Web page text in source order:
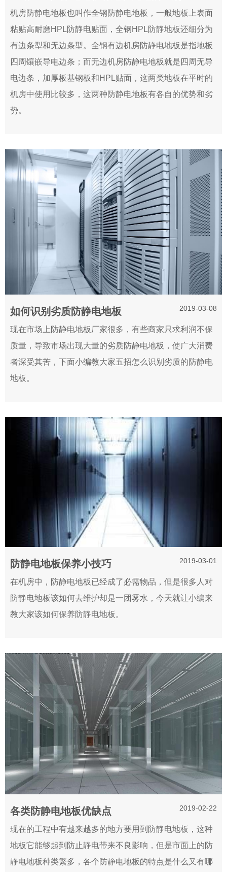
2019-03-14
机房防静电地板也叫作全钢防静电地板，一般地板上表面
粘贴高耐磨HPL防静电贴面，全钢HPL防静地板还细分为
有边条型和无边条型。全钢有边机房防静电地板是指地板
四周镶嵌导电边条；而无边机房防静电地板就是四周无导
电边条，加厚板基钢板和HPL贴面，这两类地板在平时的
机房中使用比较多，这两种防静电地板有各自的优势和劣
势。
如何识别劣质防静电地板 2019-03-08
现在市场上防静电地板厂家很多，有些商家只求利润不保
质量，导致市场出现大量的劣质防静电地板，使广大消费
者深受其苦，下面小编教大家五招怎么识别劣质的防静电
地板。
防静电地板保养小技巧 2019-03-01
在机房中，防静电地板已经成了必需物品，但是很多人对
防静电地板该如何去维护却是一团雾水，今天就让小编来
教大家该如何保养防静电地板。
各类防静电地板优缺点 2019-02-22
现在的工程中有越来越多的地方要用到防静电地板，这种
地板它能够起到防止静电带来不良影响，但是市面上的防
静电地板种类繁多，各个防静电地板的特点是什么又有哪